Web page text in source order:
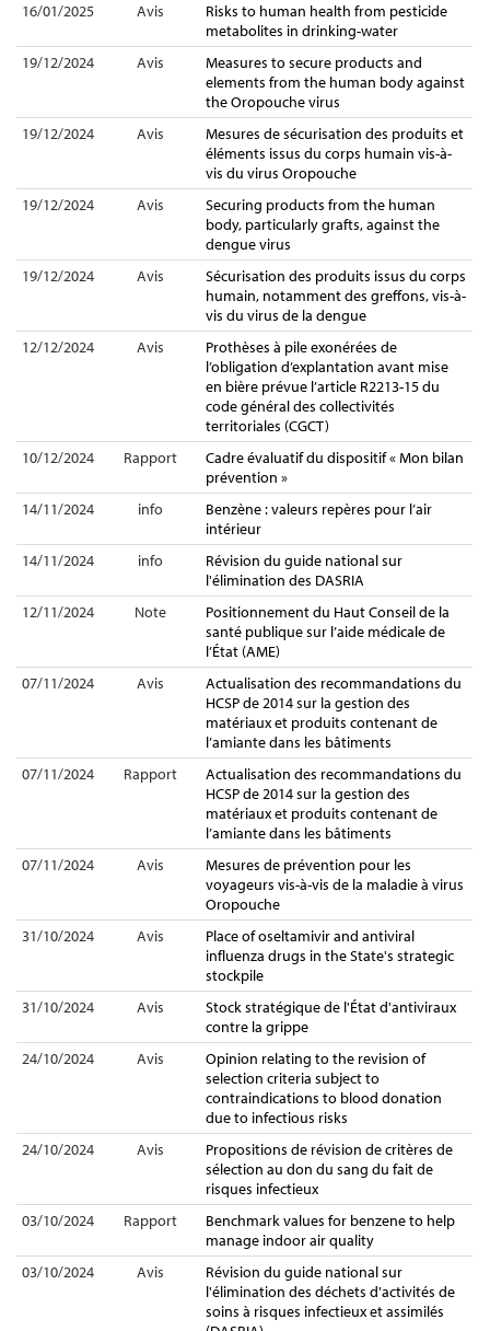
16/01/2025
Avis
Risks to human health from pesticide
metabolites in drinking-water
19/12/2024
Avis
Measures to secure products and
elements from the human body against
the Oropouche virus
19/12/2024
Avis
Mesures de sécurisation des produits et
éléments issus du corps humain vis-à-
vis du virus Oropouche
19/12/2024
Avis
Securing products from the human
body, particularly grafts, against the
dengue virus
19/12/2024
Avis
Sécurisation des produits issus du corps
humain, notamment des greffons, vis-à-
vis du virus de la dengue
12/12/2024
Avis
Prothèses à pile exonérées de
l’obligation d’explantation avant mise
en bière prévue l’article R2213-15 du
code général des collectivités
territoriales (CGCT)
10/12/2024
Rapport
Cadre évaluatif du dispositif « Mon bilan
prévention »
14/11/2024
info
Benzène : valeurs repères pour l’air
intérieur
14/11/2024
info
Révision du guide national sur
l'élimination des DASRIA
12/11/2024
Note
Positionnement du Haut Conseil de la
santé publique sur l’aide médicale de
l’État (AME)
07/11/2024
Avis
Actualisation des recommandations du
HCSP de 2014 sur la gestion des
matériaux et produits contenant de
l’amiante dans les bâtiments
07/11/2024
Rapport
Actualisation des recommandations du
HCSP de 2014 sur la gestion des
matériaux et produits contenant de
l’amiante dans les bâtiments
07/11/2024
Avis
Mesures de prévention pour les
voyageurs vis-à-vis de la maladie à virus
Oropouche
31/10/2024
Avis
Place of oseltamivir and antiviral
influenza drugs in the State's strategic
stockpile
31/10/2024
Avis
Stock stratégique de l'État d'antiviraux
contre la grippe
24/10/2024
Avis
Opinion relating to the revision of
selection criteria subject to
contraindications to blood donation
due to infectious risks
24/10/2024
Avis
Propositions de révision de critères de
sélection au don du sang du fait de
risques infectieux
03/10/2024
Rapport
Benchmark values for benzene to help
manage indoor air quality
03/10/2024
Avis
Révision du guide national sur
l'élimination des déchets d'activités de
soins à risques infectieux et assimilés